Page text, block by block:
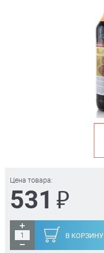
Цена товара:
531 ₽
В КОРЗИНУ